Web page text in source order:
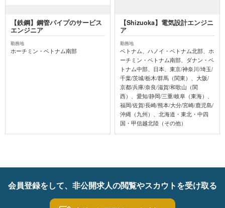
【鉄鋼】鋼管パイプのサービス
エンジニア
勤務地
ホーチミン・ベトナム南部
【Shizuoka】電気設計エンジニ
ア
勤務地
ベトナム、ハノイ・ベトナム北部、ホ
ーチミン・ベトナム南部、ダナン・ベ
トナム中部、日本、東京/神奈川/埼玉/
千葉/茨城/栃木/群馬（関東）、大阪/
京都/兵庫/奈良/滋賀/和歌山（関
西）、愛知/静岡/三重/岐阜（東海）、
福岡/佐賀/長崎/熊本/大分/宮崎/鹿児島/
沖縄（九州）、北海道・東北・中四
国・甲信越北陸（その他）
会員登録をして、非公開求人の閲覧やスカウトを受け取る